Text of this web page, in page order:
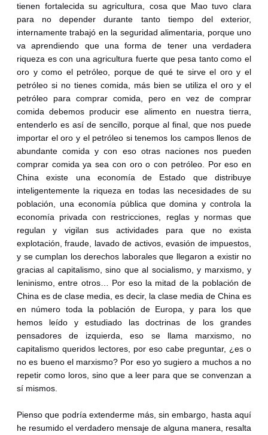
tienen fortalecida su agricultura, cosa que Mao tuvo clara
para no depender durante tanto tiempo del exterior,
internamente trabajó en la seguridad alimentaria, porque uno
va aprendiendo que una forma de tener una verdadera
riqueza es con una agricultura fuerte que pesa tanto como el
oro y como el petróleo, porque de qué te sirve el oro y el
petróleo si no tienes comida, más bien se utiliza el oro y el
petróleo para comprar comida, pero en vez de comprar
comida debemos producir ese alimento en nuestra tierra,
entenderlo es así de sencillo, porque al final, que nos puede
importar el oro y el petróleo si tenemos los campos llenos de
abundante comida y con eso otras naciones nos pueden
comprar comida ya sea con oro o con petróleo. Por eso en
China existe una economía de Estado que distribuye
inteligentemente la riqueza en todas las necesidades de su
población, una economía pública que domina y controla la
economía privada con restricciones, reglas y normas que
regulan y vigilan sus actividades para que no exista
explotación, fraude, lavado de activos, evasión de impuestos,
y se cumplan los derechos laborales que llegaron a existir no
gracias al capitalismo, sino que al socialismo, y marxismo, y
leninismo, entre otros… Por eso la mitad de la población de
China es de clase media, es decir, la clase media de China es
en número toda la población de Europa, y para los que
hemos leído y estudiado las doctrinas de los grandes
pensadores de izquierda, eso se llama marxismo, no
capitalismo queridos lectores, por eso cabe preguntar, ¿es o
no es bueno el marxismo? Por eso yo sugiero a muchos a no
repetir como loros, sino que a leer para que se convenzan a
sí mismos.
Pienso que podría extenderme más, sin embargo, hasta aquí
he resumido el verdadero mensaje de alguna manera, resalta